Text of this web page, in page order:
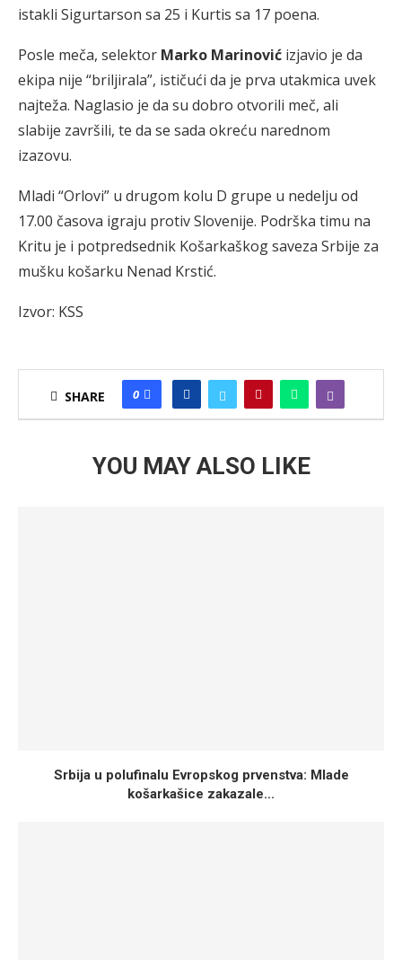
istakli Sigurtarson sa 25 i Kurtis sa 17 poena.
Posle meča, selektor Marko Marinović izjavio je da
ekipa nije “briljirala”, ističući da je prva utakmica uvek
najteža. Naglasio je da su dobro otvorili meč, ali
slabije završili, te da se sada okreću narednom
izazovu.
Mladi “Orlovi” u drugom kolu D grupe u nedelju od
17.00 časova igraju protiv Slovenije. Podrška timu na
Kritu je i potpredsednik Košarkaškog saveza Srbije za
mušku košarku Nenad Krstić.
Izvor: KSS
SHARE 0
YOU MAY ALSO LIKE
Srbija u polufinalu Evropskog prvenstva: Mlade
košarkašice zakazale...